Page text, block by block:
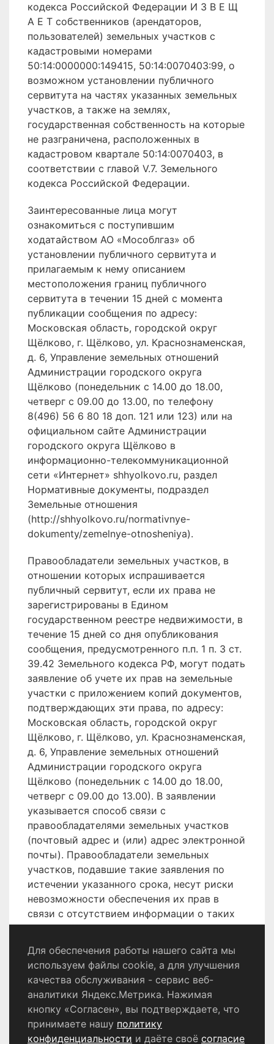
кодекса Российской Федерации И З В Е Щ
А Е Т собственников (арендаторов,
пользователей) земельных участков с
кадастровыми номерами
50:14:0000000:149415, 50:14:0070403:99, о
возможном установлении публичного
сервитута на частях указанных земельных
участков, а также на землях,
государственная собственность на которые
не разграничена, расположенных в
кадастровом квартале 50:14:0070403, в
соответствии с главой V.7. Земельного
кодекса Российской Федерации.
Заинтересованные лица могут
ознакомиться с поступившим
ходатайством АО «Мособлгаз» об
установлении публичного сервитута и
прилагаемым к нему описанием
местоположения границ публичного
сервитута в течении 15 дней с момента
публикации сообщения по адресу:
Московская область, городской округ
Щёлково, г. Щёлково, ул. Краснознаменская,
д. 6, Управление земельных отношений
Администрации городского округа
Щёлково (понедельник с 14.00 до 18.00,
четверг с 09.00 до 13.00, по телефону
8(496) 56 6 80 18 доп. 121 или 123) или на
официальном сайте Администрации
городского округа Щёлково в
информационно-телекоммуникационной
сети «Интернет» shhyolkovo.ru, раздел
Нормативные документы, подраздел
Земельные отношения
(http://shhyolkovo.ru/normativnye-
dokumenty/zemelnye-otnosheniya).
Правообладатели земельных участков, в
отношении которых испрашивается
публичный сервитут, если их права не
зарегистрированы в Едином
государственном реестре недвижимости, в
течение 15 дней со дня опубликования
сообщения, предусмотренного п.п. 1 п. 3 ст.
39.42 Земельного кодекса РФ, могут подать
заявление об учете их прав на земельные
участки с приложением копий документов,
подтверждающих эти права, по адресу:
Московская область, городской округ
Щёлково, г. Щёлково, ул. Краснознаменская,
д. 6, Управление земельных отношений
Администрации городского округа
Щёлково (понедельник с 14.00 до 18.00,
четверг с 09.00 до 13.00). В заявлении
указывается способ связи с
правообладателями земельных участков
(почтовый адрес и (или) адрес электронной
почты). Правообладатели земельных
участков, подавшие такие заявления по
истечении указанного срока, несут риски
невозможности обеспечения их прав в
связи с отсутствием информации о таких
лицах и их правах на земельные участки.
Политика конфиденциальности
Согласие на обработку персональных данных
© 2024 - 2026 Сетевое издание «Информационный
Для обеспечения работы нашего сайта мы
используем файлы cookie, а для улучшения
качества обслуживания - сервис веб-
аналитики Яндекс.Метрика. Нажимая
кнопку «Согласен», вы подтверждаете, что
принимаете нашу политику
конфиденциальности и даёте своё согласие